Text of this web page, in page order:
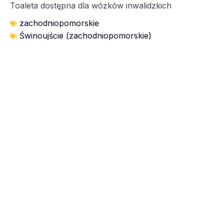
Toaleta dostępna dla wózków inwalidzkich
zachodniopomorskie
Świnoujście (zachodniopomorskie)